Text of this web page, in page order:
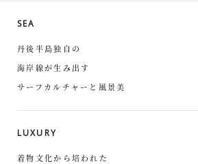
SEA
丹後半島独自の
海岸線が生み出す
サーフカルチャーと風景美
LUXURY
着物文化から培われた